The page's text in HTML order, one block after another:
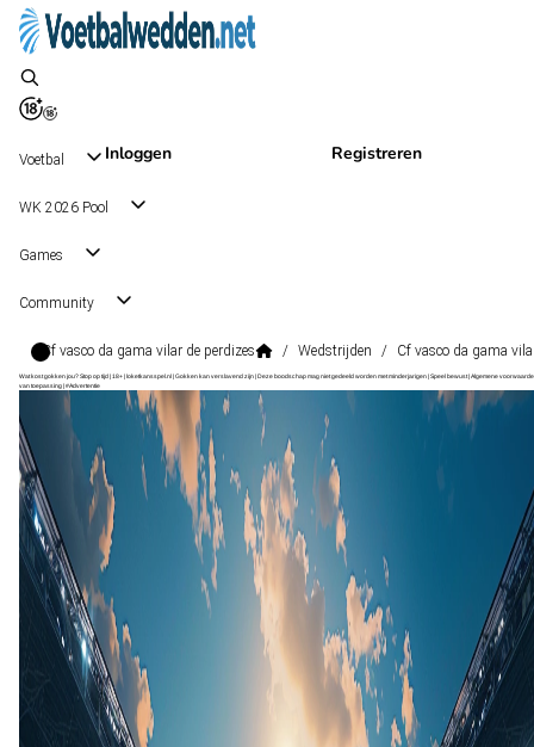
Inloggen Registreren
Voetbal
WK 2026 Pool
Games
Community
Cf vasco da gama vilar de perdizes / Wedstrijden / Cf vasco da gama
Wat kost gokken jou? Stop op tijd | 18+ | loketkansspel.nl | Gokken kan verslavend zijn | Deze boodschap mag niet gedeeld worden met minderjarigen | Speel bewust | Algemene
van toepassing | #Advertentie
Taca de Portugal , Portugal
Vilar de Perdizes
Taca de Portugal , Portugal
5 - 1
CF Vasco da Gama
Alle wedstrijden
Vilar de Perdizes - CF Vasco da Gama
Opstellingen
Voorspelling
Voorbeschouwing